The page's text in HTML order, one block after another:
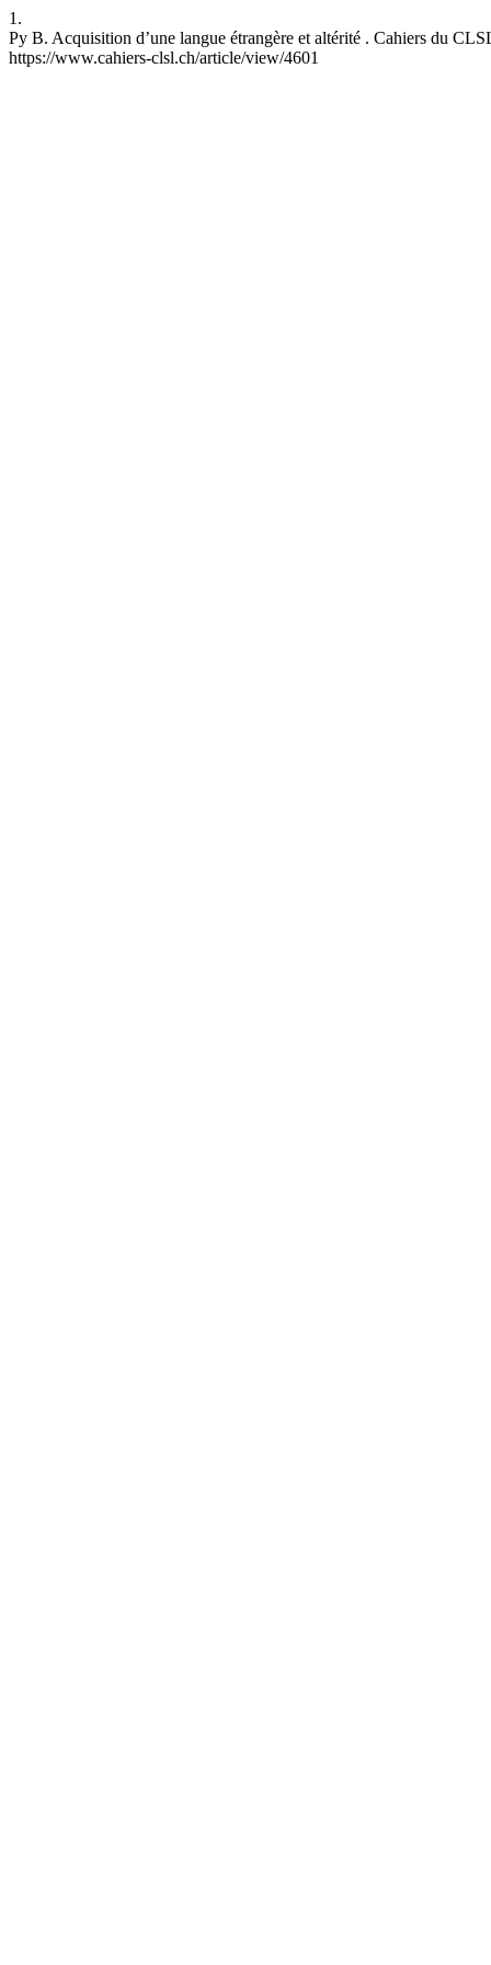
1.
Py B. Acquisition d’une langue étrangère et altérité . Cahiers du
https://www.cahiers-clsl.ch/article/view/4601